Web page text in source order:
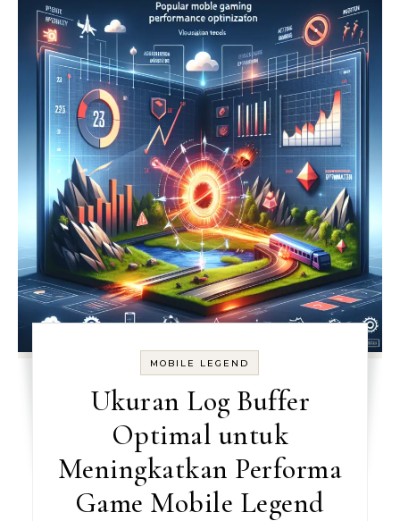
MOBILE LEGEND
Ukuran Log Buffer
Optimal untuk
Meningkatkan Performa
Game Mobile Legend